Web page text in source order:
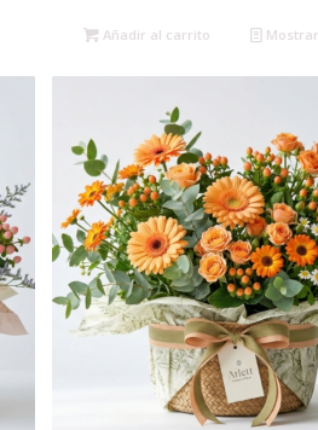
Añadir al carrito